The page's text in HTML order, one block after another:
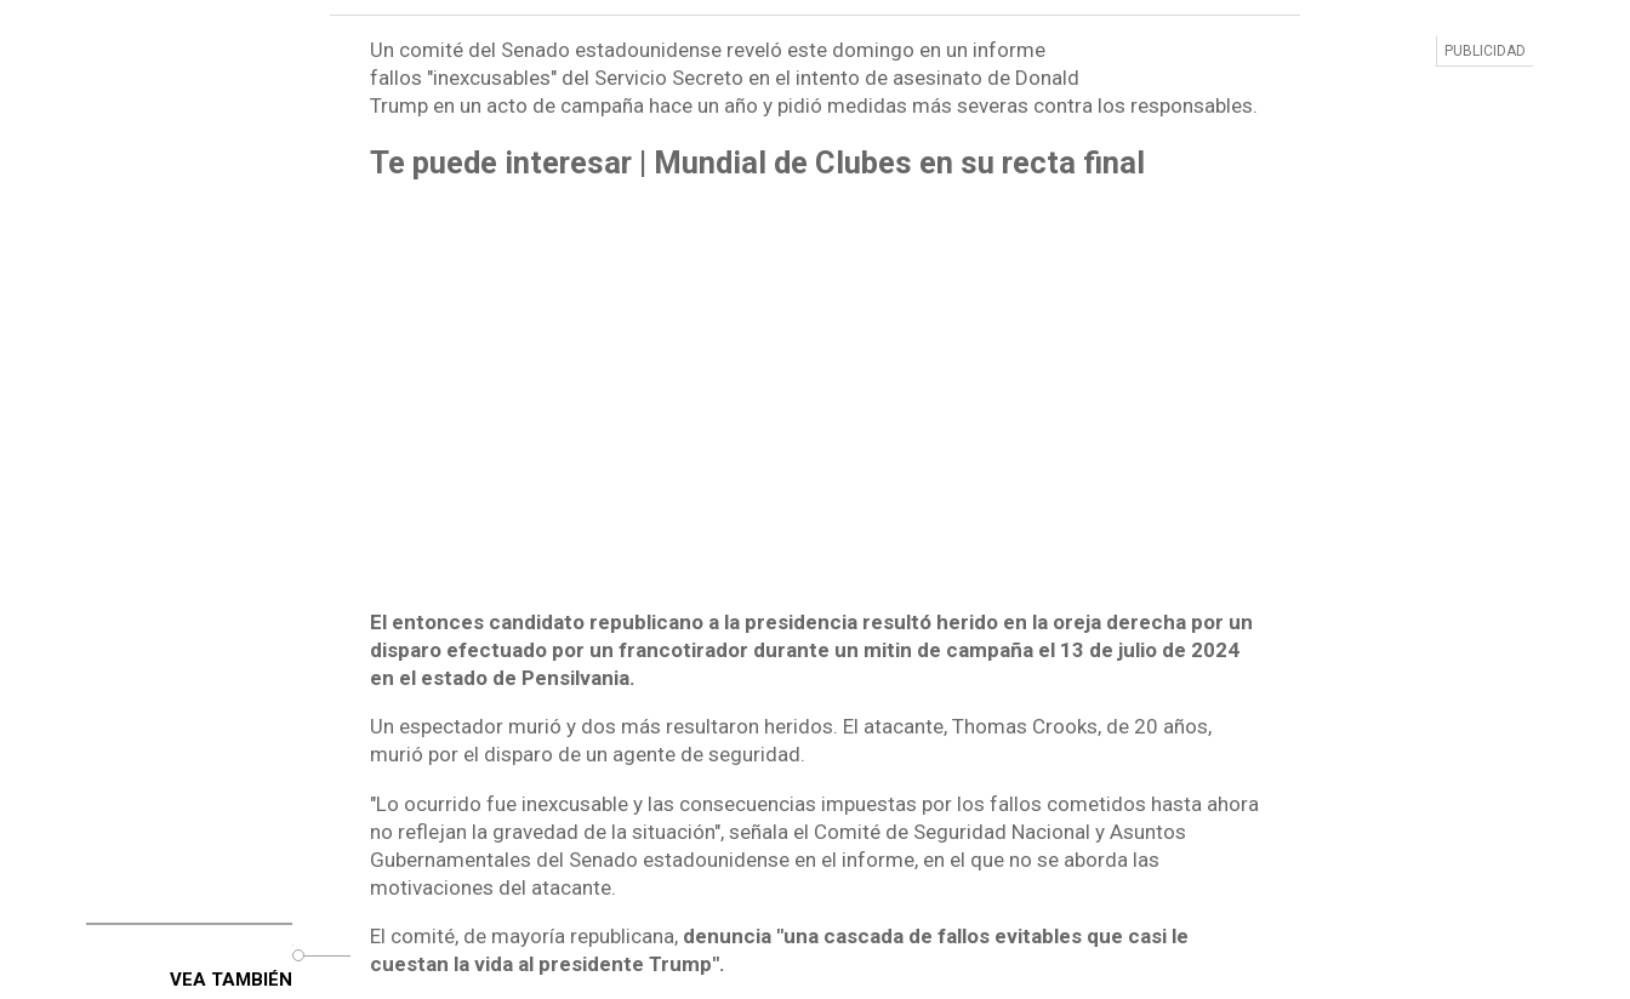
Un comité del Senado estadounidense reveló este domingo en un informe
fallos "inexcusables" del Servicio Secreto en el intento de asesinato de Donald
Trump en un acto de campaña hace un año y pidió medidas más severas contra los responsables.
Te puede interesar | Mundial de Clubes en su recta final
El entonces candidato republicano a la presidencia resultó herido en la oreja derecha por un
disparo efectuado por un francotirador durante un mitin de campaña el 13 de julio de 2024
en el estado de Pensilvania.
Un espectador murió y dos más resultaron heridos. El atacante, Thomas Crooks, de 20 años,
murió por el disparo de un agente de seguridad.
"Lo ocurrido fue inexcusable y las consecuencias impuestas por los fallos cometidos hasta ahora
no reflejan la gravedad de la situación", señala el Comité de Seguridad Nacional y Asuntos
Gubernamentales del Senado estadounidense en el informe, en el que no se aborda las
motivaciones del atacante.
VEA TAMBIÉN
El comité, de mayoría republicana, denuncia "una cascada de fallos evitables que casi le
cuestan la vida al presidente Trump".